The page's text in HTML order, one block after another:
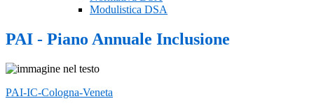
Modulistica DSA
PAI - Piano Annuale Inclusione
PAI-IC-Cologna-Veneta